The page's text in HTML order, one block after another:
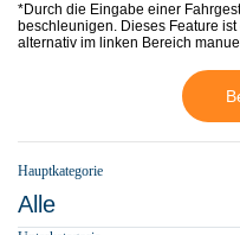
*Durch die Eingabe einer
beschleunigen. Dieses Feature
alternativ im linken Bereich
Hauptkategorie
Alle